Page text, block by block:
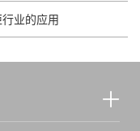
业的应用